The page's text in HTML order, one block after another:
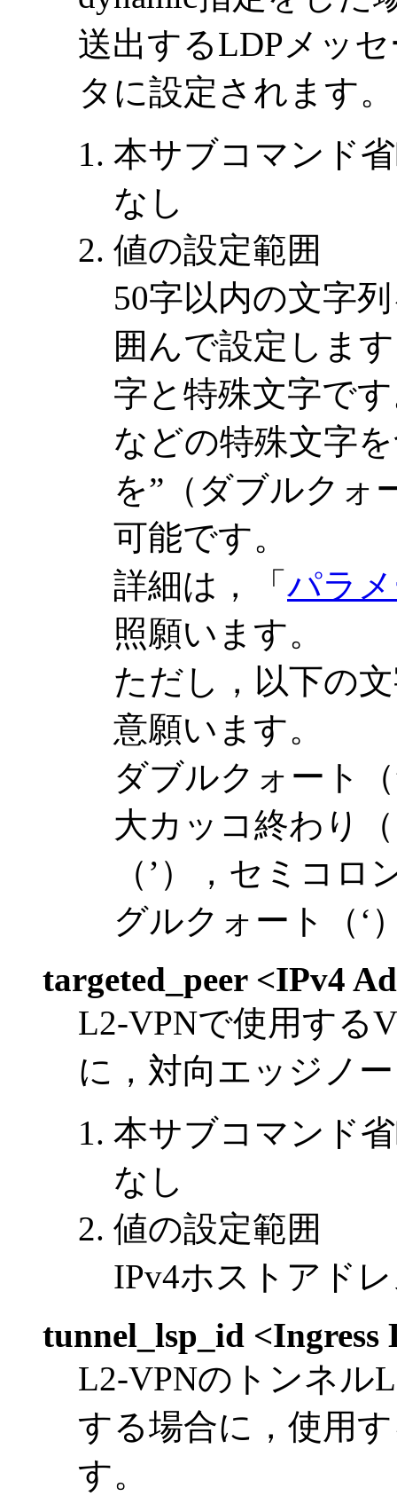
送出するLDPメッ
タに設定されます。
本サブコマンド
なし
値の設定範囲
50字以内の文字
囲んで設定しま
字と特殊文字で
などの特殊文字
を”（ダブルクォ
可能です。
詳細は，「 パラ
照願います。
ただし，以下の
意願います。
ダブルクォート
大カッコ終わり
（’），セミコ
グルクォート（‘
targeted_peer <IPv4
L2-VPNで使用する
に，対向エッジノ
本サブコマンド
なし
値の設定範囲
IPv4ホストアド
tunnel_lsp_id <Ingress
L2-VPNのトンネル
する場合に，使用
す。